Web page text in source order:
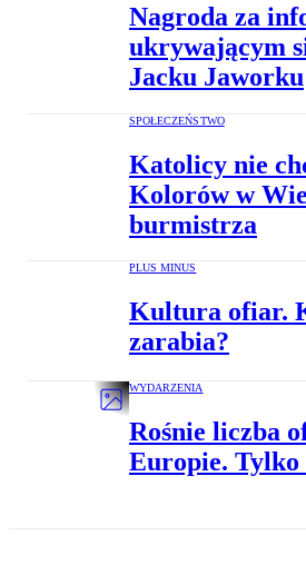
Nagroda za
ukrywającym
Jacku Jaworku
SPOŁECZEŃSTWO
Katolicy nie
Kolorów w
burmistrza
PLUS MINUS
Kultura ofiar.
zarabia?
WYDARZENIA
Rośnie liczba
Europie. Tylko